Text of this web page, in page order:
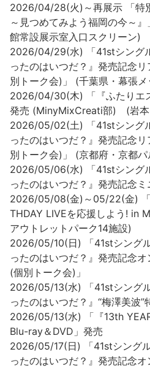
2026/04/28(火)～再展示 「特
～見つめてみよう福岡の今～
館常設展示室入口スクリーン)
2026/04/29(水) 「41stシング
ったのはいつだ？』発売記念
別トーク会)」 (千葉県・幕張メ
2026/04/30(木) 「『ふたりエ
発売 (MinyMixCreati部) (岩本
2026/05/02(土) 「41stシング
ったのはいつだ？』発売記念
別トーク会)」 (京都府・京都
2026/05/06(水) 「41stシング
ったのはいつだ？』発売記念ミ
2026/05/08(金)～05/22(金)
THDAY LIVEを応援しよう! in
アウトレットパーク14施設)
2026/05/10(日) 「41stシング
ったのはいつだ？』発売記念
(個別トーク会)」
2026/05/13(水) 「41stシング
ったのはいつだ？』“梅澤美波”
2026/05/13(水) 「『13th
Blu-ray＆DVD」発売
2026/05/17(日) 「41stシング
ったのはいつだ？』発売記念